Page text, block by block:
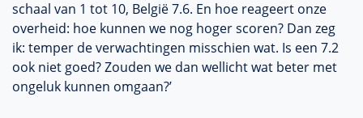
schaal van 1 tot 10, België 7.6. En hoe reageert onze
overheid: hoe kunnen we nog hoger scoren? Dan zeg
ik: temper de verwachtingen misschien wat. Is een 7.2
ook niet goed? Zouden we dan wellicht wat beter met
ongeluk kunnen omgaan?’